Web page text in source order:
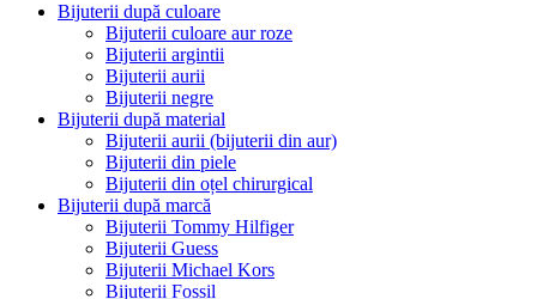
Bijuterii după culoare
Bijuterii culoare aur roze
Bijuterii argintii
Bijuterii aurii
Bijuterii negre
Bijuterii după material
Bijuterii aurii (bijuterii din aur)
Bijuterii din piele
Bijuterii din oțel chirurgical
Bijuterii după marcă
Bijuterii Tommy Hilfiger
Bijuterii Guess
Bijuterii Michael Kors
Bijuterii Fossil